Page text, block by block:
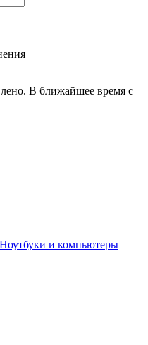
В ближайшее время с
Ноутбуки и компьютеры